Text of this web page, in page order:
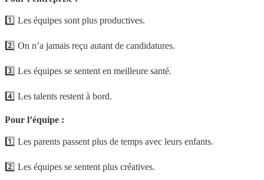
1️⃣ Les équipes sont plus productives.
2️⃣ On n’a jamais reçu autant de candidatures.
3️⃣ Les équipes se sentent en meilleure santé.
4️⃣ Les talents restent à bord.
Pour l’équipe :
1️⃣ Les parents passent plus de temps avec leurs enfants.
2️⃣ Les équipes se sentent plus créatives.